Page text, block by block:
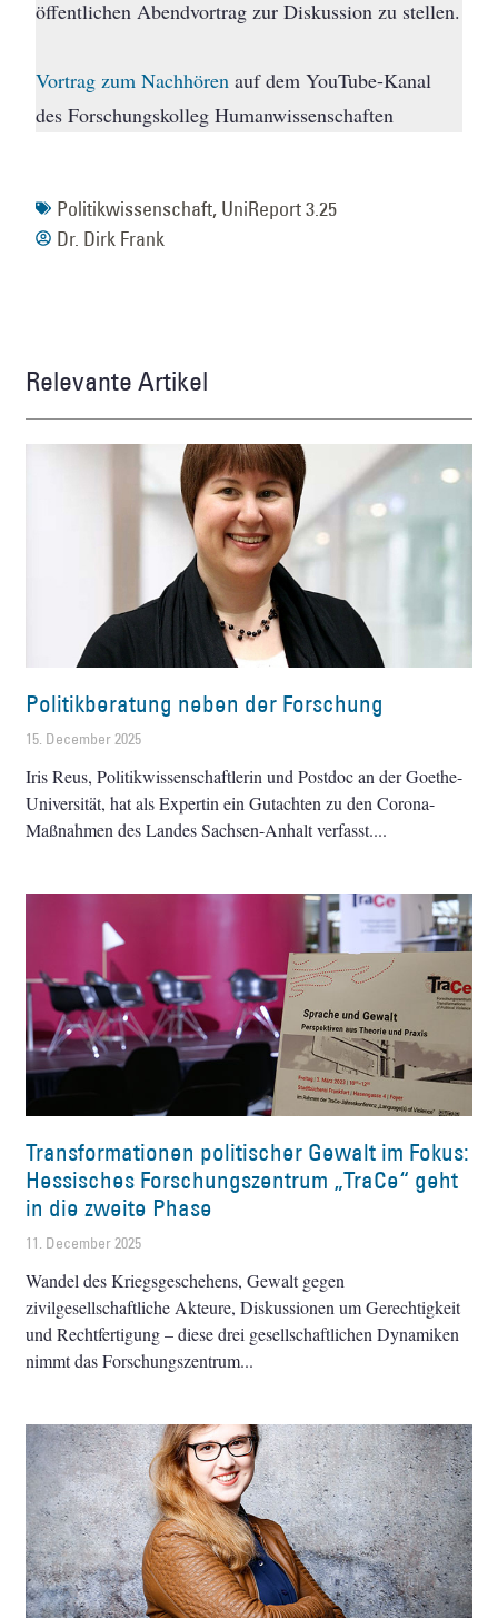
öffentlichen Abendvortrag zur Diskussion zu stellen.
Vortrag zum Nachhören auf dem YouTube-Kanal
des Forschungskolleg Humanwissenschaften
Politikwissenschaft, UniReport 3.25
Dr. Dirk Frank
Relevante Artikel
Politikberatung neben der Forschung
15. December 2025
Iris Reus, Politikwissenschaftlerin und Postdoc an der Goethe-
Universität, hat als Expertin ein Gutachten zu den Corona-
Maßnahmen des Landes Sachsen-Anhalt verfasst.
Transformationen politischer Gewalt im Fokus:
Hessisches Forschungszentrum „TraCe“ geht
in die zweite Phase
11. December 2025
Wandel des Kriegsgeschehens, Gewalt gegen
zivilgesellschaftliche Akteure, Diskussionen um Gerechtigkeit
und Rechtfertigung – diese drei gesellschaftlichen Dynamiken
nimmt das Forschungszentrum